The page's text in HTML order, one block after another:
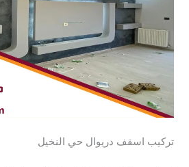
تركيب اسقف دريوال حي النخيل